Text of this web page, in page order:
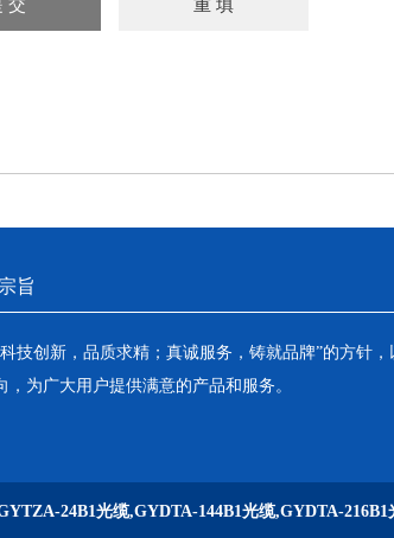
旨
技创新，品质求精；真诚服务，铸就品牌”的方针，
，为广大用户提供满意的产品和服务。
24B1光缆,GYDTA-144B1光缆,GYDTA-